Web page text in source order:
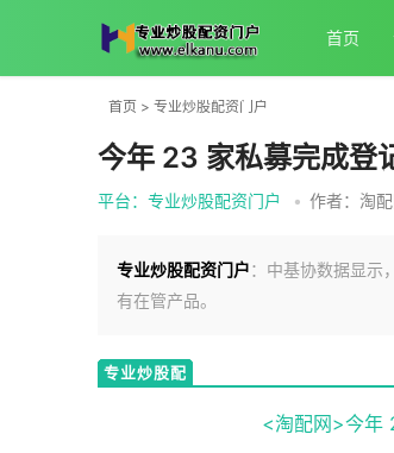
首页
首页 > 专业炒股配资门户
今年 23 家私募完成登
平台：专业炒股配资门户 • 作者：淘
专业炒股配资门户：中基协数据显示
有在管产品。
专业炒股配
<淘配网>今年